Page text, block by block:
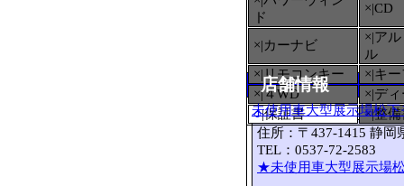
ド
×|CD
×|カーナビ
×|ア
ル
×|リモコンキー
×|キ
×|４WD
×|デ
○|保証書 ×|整
店舗情報
未使用車大型展示場松
住所：〒437-1415 静岡
TEL：0537-72-2583
★未使用車大型展示場